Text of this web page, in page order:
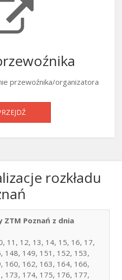
przewoźnika/organizatora
rozkładu
ZTM Poznań z dnia
11, 12, 13, 14, 15, 16, 17,
148, 149, 151, 152, 153,
160, 162, 163, 164, 166,
173, 174, 175, 176, 177,